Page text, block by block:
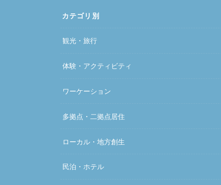
カテゴリ別
観光・旅行
体験・アクティビティ
ワーケーション
多拠点・二拠点居住
ローカル・地方創生
民泊・ホテル